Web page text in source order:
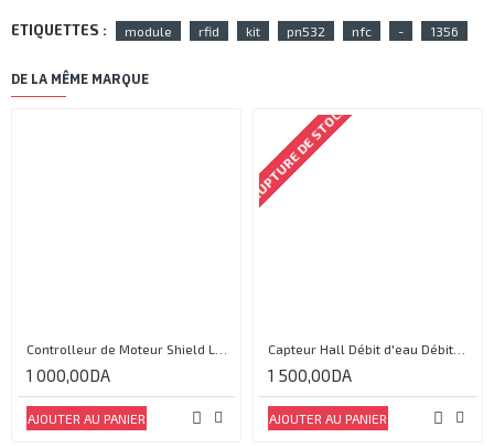
ETIQUETTES : module rfid kit pn532 nfc - 1356
DE LA MÊME MARQUE
1 000,00DA
AJOUTER AU PANIER
RUPTURE DE STOCK
Capteur Hall Débit d'eau Débitmètre Contrôle 1-30L Eau / min 1.75MPa
1 500,00DA
AJOUTER AU PANIER